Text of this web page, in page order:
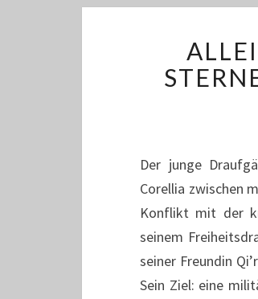
Der junge
Corellia zwischen
Konflikt mit der
seinem
seiner Freundin
Sein Ziel: eine